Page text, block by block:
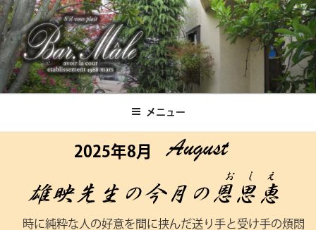
コ
ン
テ
ン
ツ
へBar.Male メニュー
2025年8月
時に純粋な人の好意を間に挟んだ送り手と受け手の煩悶